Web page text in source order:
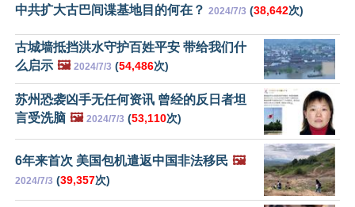
中共扩大古巴间谍基地目的何在？ 2024/7/3 (38,642次)
古城墙抵挡洪水守护百姓平安 带给我们什
么启示 🖼️ 2024/7/3 (54,486次)
苏州恐袭凶手无任何资讯 曾经的反日者坦
言受洗脑 🖼️ 2024/7/3 (53,110次)
6年来首次 美国包机遣返中国非法移民 🖼️
2024/7/3 (39,357次)